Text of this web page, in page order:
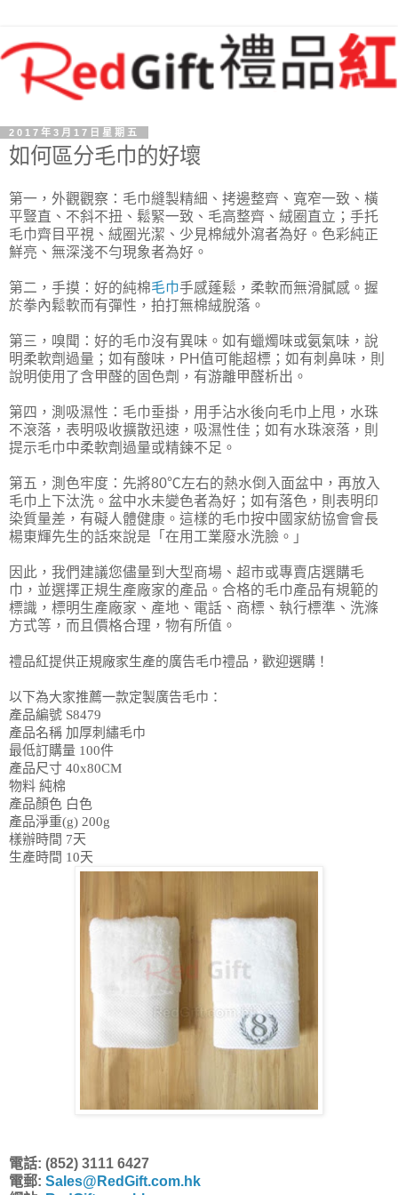
2017年3月17日星期五
如何區分毛巾的好壞
第一，外觀觀察：毛巾縫製精細、拷邊整齊、寬窄一致、橫
平豎直、不斜不扭、鬆緊一致、毛高整齊、絨圈直立；手托
毛巾齊目平視、絨圈光潔、少見棉絨外瀉者為好。色彩純正
鮮亮、無深淺不勻現象者為好。
第二，手摸：好的純棉毛巾手感蓬鬆，柔軟而無滑膩感。握
於拳內鬆軟而有彈性，拍打無棉絨脫落。
第三，嗅聞：好的毛巾沒有異味。如有蠟燭味或氨氣味，說
明柔軟劑過量；如有酸味，PH值可能超標；如有刺鼻味，則
說明使用了含甲醛的固色劑，有游離甲醛析出。
第四，測吸濕性：毛巾垂掛，用手沾水後向毛巾上甩，水珠
不滾落，表明吸收擴散迅速，吸濕性佳；如有水珠滾落，則
提示毛巾中柔軟劑過量或精鍊不足。
第五，測色牢度：先將80℃左右的熱水倒入面盆中，再放入
毛巾上下汰洗。盆中水未變色者為好；如有落色，則表明印
染質量差，有礙人體健康。這樣的毛巾按中國家紡協會會長
楊東輝先生的話來說是「在用工業廢水洗臉。」
因此，我們建議您儘量到大型商場、超市或專賣店選購毛
巾，並選擇正規生產廠家的產品。合格的毛巾產品有規範的
標識，標明生產廠家、產地、電話、商標、執行標準、洗滌
方式等，而且價格合理，物有所值。
禮品紅提供正規廠家生產的廣告毛巾禮品， 歡迎選購！
以下為大家推薦一款定製廣告毛巾：
產品編號 S8479
產品名稱 加厚刺繡毛巾
最低訂購量 100件
產品尺寸 40x80CM
物料 純棉
產品顏色 白色
產品淨重(g) 200g
樣辦時間 7天
生產時間 10天
電話: (852) 3111 6427
電郵: Sales@RedGift.com.hk